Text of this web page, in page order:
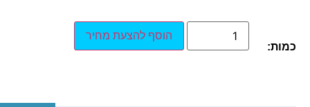
כמות:
הוסף להצעת מחיר